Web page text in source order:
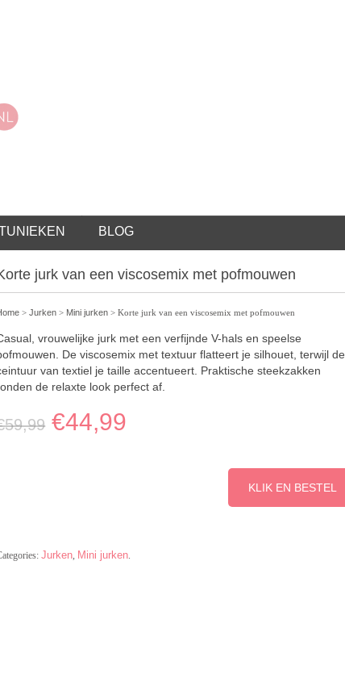
BLOG
jurk van een viscosemix met pofmouwen
>Jurken > Mini jurken > Korte jurk van een viscosemix met pofmouwen
vrouwelijke jurk met een verfijnde V-hals en speelse
De viscosemix met textuur flatteert je silhouet, terwijl de
van textiel je taille accentueert. Praktische steekzakken
de relaxte look perfect af.
59,99 €44,99
KLIK EN BESTEL
Jurken Mini jurken